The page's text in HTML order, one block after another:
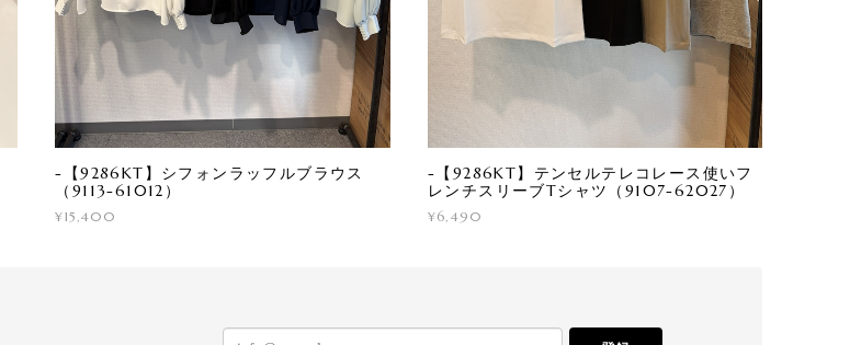
-【9286KT】シフォンラッフルブラウス
（9113-61012）
¥15,400
-【9286KT】テンセルテレコレース使いフ
レンチスリーブTシャツ（9107-62027）
¥6,490